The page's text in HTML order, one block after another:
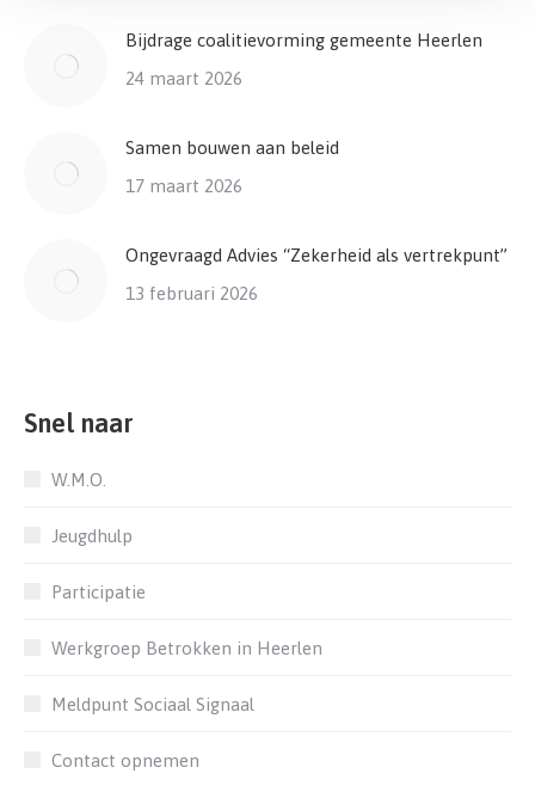
Bijdrage coalitievorming gemeente Heerlen
24 maart 2026
Samen bouwen aan beleid
17 maart 2026
Ongevraagd Advies “Zekerheid als vertrekpunt”
13 februari 2026
Snel naar
W.M.O.
Jeugdhulp
Participatie
Werkgroep Betrokken in Heerlen
Meldpunt Sociaal Signaal
Contact opnemen